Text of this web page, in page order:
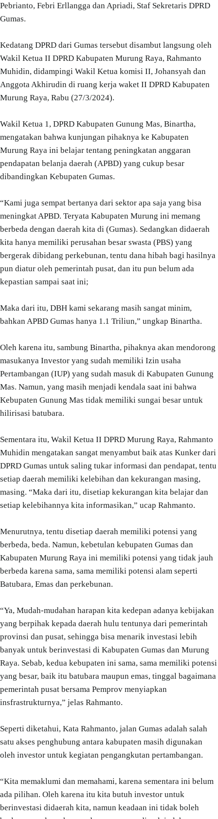
Pebrianto, Febri Erllangga dan Apriadi, Staf Sekretaris DPRD
Gumas.
Kedatang DPRD dari Gumas tersebut disambut langsung oleh
Wakil Ketua II DPRD Kabupaten Murung Raya, Rahmanto
Muhidin, didampingi Wakil Ketua komisi II, Johansyah dan
Anggota Akhirudin di ruang kerja waket II DPRD Kabupaten
Murung Raya, Rabu (27/3/2024).
Wakil Ketua 1, DPRD Kabupaten Gunung Mas, Binartha,
mengatakan bahwa kunjungan pihaknya ke Kabupaten
Murung Raya ini belajar tentang peningkatan anggaran
pendapatan belanja daerah (APBD) yang cukup besar
dibandingkan Kebupaten Gumas.
“Kami juga sempat bertanya dari sektor apa saja yang bisa
meningkat APBD. Teryata Kabupaten Murung ini memang
berbeda dengan daerah kita di (Gumas). Sedangkan didaerah
kita hanya memiliki perusahan besar swasta (PBS) yang
bergerak dibidang perkebunan, tentu dana hibah bagi hasilnya
pun diatur oleh pemerintah pusat, dan itu pun belum ada
kepastian sampai saat ini;
Maka dari itu, DBH kami sekarang masih sangat minim,
bahkan APBD Gumas hanya 1.1 Triliun,” ungkap Binartha.
Oleh karena itu, sambung Binartha, pihaknya akan mendorong
masukanya Investor yang sudah memiliki Izin usaha
Pertambangan (IUP) yang sudah masuk di Kabupaten Gunung
Mas. Namun, yang masih menjadi kendala saat ini bahwa
Kebupaten Gunung Mas tidak memiliki sungai besar untuk
hilirisasi batubara.
Sementara itu, Wakil Ketua II DPRD Murung Raya, Rahmanto
Muhidin mengatakan sangat menyambut baik atas Kunker dari
DPRD Gumas untuk saling tukar informasi dan pendapat, tentu
setiap daerah memiliki kelebihan dan kekurangan masing,
masing. “Maka dari itu, disetiap kekurangan kita belajar dan
setiap kelebihannya kita informasikan,” ucap Rahmanto.
Menurutnya, tentu disetiap daerah memiliki potensi yang
berbeda, beda. Namun, kebetulan kebupaten Gumas dan
Kabupaten Murung Raya ini memiliki potensi yang tidak jauh
berbeda karena sama, sama memiliki potensi alam seperti
Batubara, Emas dan perkebunan.
“Ya, Mudah-mudahan harapan kita kedepan adanya kebijakan
yang berpihak kepada daerah hulu tentunya dari pemerintah
provinsi dan pusat, sehingga bisa menarik investasi lebih
banyak untuk berinvestasi di Kabupaten Gumas dan Murung
Raya. Sebab, kedua kebupaten ini sama, sama memiliki potensi
yang besar, baik itu batubara maupun emas, tinggal bagaimana
pemerintah pusat bersama Pemprov menyiapkan
insfrastrukturnya,” jelas Rahmanto.
Seperti diketahui, Kata Rahmanto, jalan Gumas adalah salah
satu akses penghubung antara kabupaten masih digunakan
oleh investor untuk kegiatan pengangkutan pertambangan.
“Kita memaklumi dan memahami, karena sementara ini belum
ada pilihan. Oleh karena itu kita butuh investor untuk
berinvestasi didaerah kita, namun keadaan ini tidak boleh